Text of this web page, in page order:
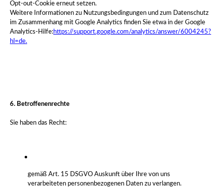
Opt-out-Cookie erneut setzen.
Weitere Informationen zu Nutzungsbedingungen und zum Datenschutz
im Zusammenhang mit Google Analytics finden Sie etwa in der Google
Analytics-Hilfe:https://support.google.com/analytics/answer/6004245?
hl=de.
6. Betroffenenrechte
Sie haben das Recht:
gemäß Art. 15 DSGVO Auskunft über Ihre von uns
verarbeiteten personenbezogenen Daten zu verlangen.